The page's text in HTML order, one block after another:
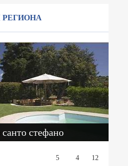
РЕГИОНА
стефано
5 4 12